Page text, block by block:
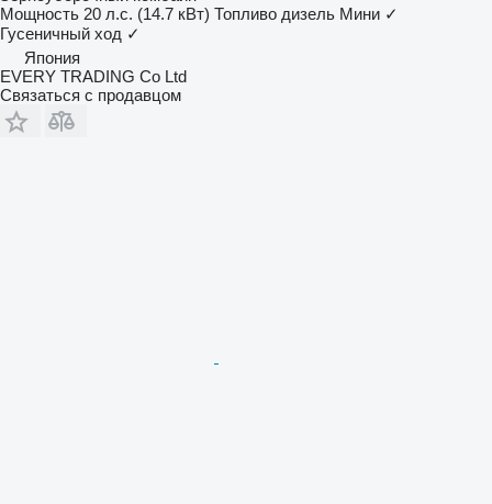
Мощность 20 л.с. (14.7 кВт) Топливо дизель Мини ✓
Гусеничный ход ✓
Япония
EVERY TRADING Co Ltd
Связаться с продавцом